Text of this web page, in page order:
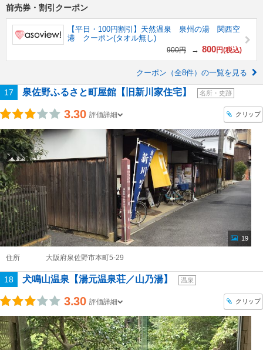
前売券・割引クーポン
【平日・100円割引】天然温泉 泉州の湯 関西空
港 クーポン(タオル無し)
900円 → 800円(税込)
クーポン（全8件）の一覧を見る
17 泉佐野ふるさと町屋館【旧新川家住宅】 名所・史跡
3.30 評価詳細 クリップ
19
住所 大阪府泉佐野市本町5-29
18 犬鳴山温泉【湯元温泉荘／山乃湯】 温泉
3.30 評価詳細 クリップ